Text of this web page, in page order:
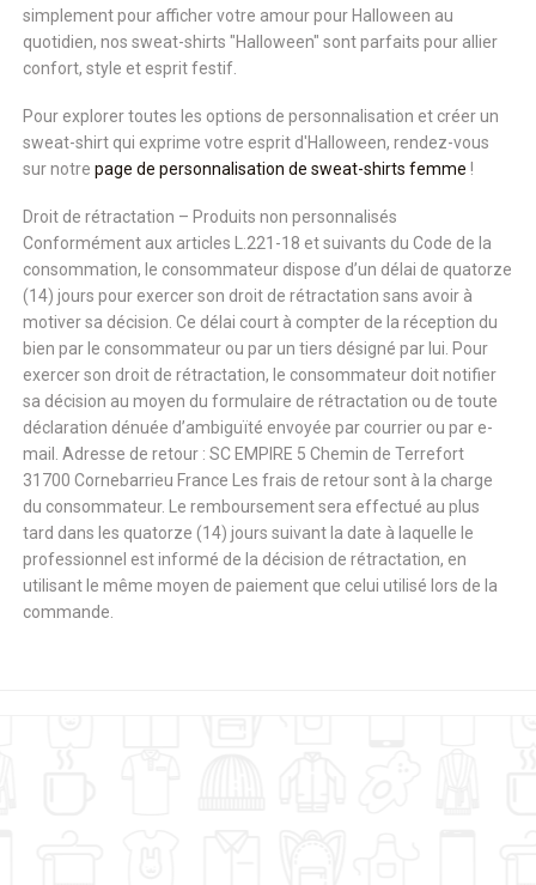
simplement pour afficher votre amour pour Halloween au
quotidien, nos sweat-shirts "Halloween" sont parfaits pour allier
confort, style et esprit festif.
Pour explorer toutes les options de personnalisation et créer un
sweat-shirt qui exprime votre esprit d'Halloween, rendez-vous
sur notre page de personnalisation de sweat-shirts femme !
Droit de rétractation – Produits non personnalisés
Conformément aux articles L.221-18 et suivants du Code de la
consommation, le consommateur dispose d’un délai de quatorze
(14) jours pour exercer son droit de rétractation sans avoir à
motiver sa décision. Ce délai court à compter de la réception du
bien par le consommateur ou par un tiers désigné par lui. Pour
exercer son droit de rétractation, le consommateur doit notifier
sa décision au moyen du formulaire de rétractation ou de toute
déclaration dénuée d’ambiguïté envoyée par courrier ou par e-
mail. Adresse de retour : SC EMPIRE 5 Chemin de Terrefort
31700 Cornebarrieu France Les frais de retour sont à la charge
du consommateur. Le remboursement sera effectué au plus
tard dans les quatorze (14) jours suivant la date à laquelle le
professionnel est informé de la décision de rétractation, en
utilisant le même moyen de paiement que celui utilisé lors de la
commande.